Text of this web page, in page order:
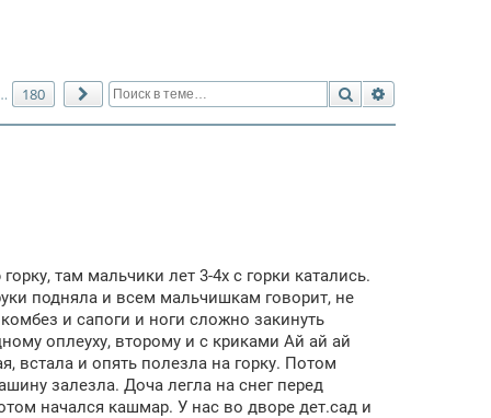
Поиск
180 След.
там мальчики лет 3-4х с горки катались.
подняла и всем мальчишкам говорит, не
и сапоги и ноги сложно закинуть
оплеуху, второму и с криками Ай ай ай
встала и опять полезла на горку. Потом
залезла. Доча легла на снег перед
начался кашмар. У нас во дворе дет.сад и